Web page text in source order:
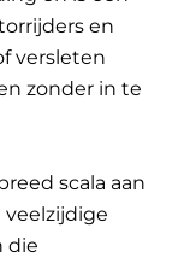
en
versleten
zonder in te
scala aan
die